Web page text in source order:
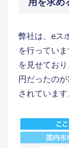
弊社は、eス
を行ってい
を見せてお
円だったの
されています